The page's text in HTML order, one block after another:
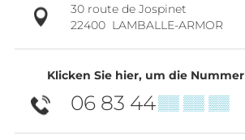
30 route de Jospinet
22400 LAMBALLE-ARMOR
Klicken Sie hier, um die Nummer
06 83 44▒▒ ▒▒ ▒▒